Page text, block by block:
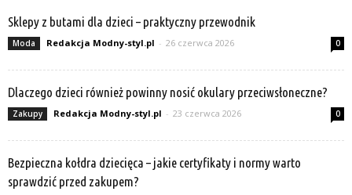
Sklepy z butami dla dzieci – praktyczny przewodnik
Moda Redakcja Modny-styl.pl - 26 czerwca 2026 0
Dlaczego dzieci również powinny nosić okulary przeciwsłoneczne?
Zakupy Redakcja Modny-styl.pl - 23 czerwca 2026 0
Bezpieczna kołdra dziecięca – jakie certyfikaty i normy warto
sprawdzić przed zakupem?